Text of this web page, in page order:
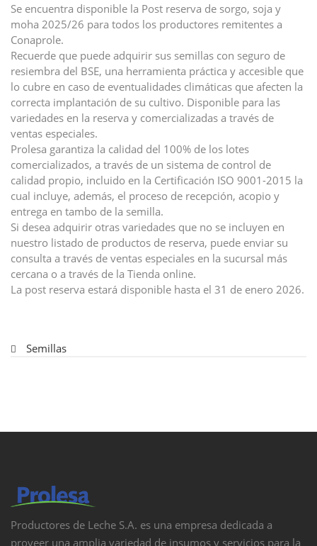
Se encuentra disponible la Post reserva de sorgo, soja y
moha 2025/26 para todos los productores remitentes a
Conaprole.
Recuerde que puede adquirir sus semillas con seguro de
resiembra del BSE, una herramienta práctica y accesible que
lo cubre en caso de eventualidades climáticas que afecten la
correcta implantación de su cultivo. Disponible para las
variedades en la reserva y comercializadas a través de
ventas especiales.
Prolesa garantiza la calidad del 100% de los lotes
comercializados, a través de un sistema de control de
calidad propio, incluido en la Certificación ISO 9001-2015 la
cual incluye, además, el proceso de recepción, acopio y
entrega en tambo de la semilla.
Si desea adquirir otras variedades que no se incluyen en
nuestro listado de productos de reserva, puede enviar su
consulta a través de ventas especiales en la sucursal más
cercana o a través de la Tienda online.
La post reserva estará disponible hasta el 31 de enero 2026.
Semillas
Productores de Leche S.A. es una empresa dedicada a
proveer una amplia variedad de insumos y servicios para la